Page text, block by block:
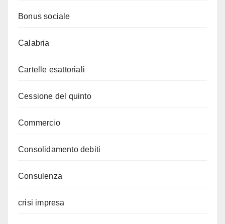
Bonus sociale
Calabria
Cartelle esattoriali
Cessione del quinto
Commercio
Consolidamento debiti
Consulenza
crisi impresa